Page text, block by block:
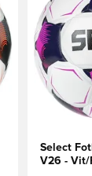
Select
V26 - Vit/